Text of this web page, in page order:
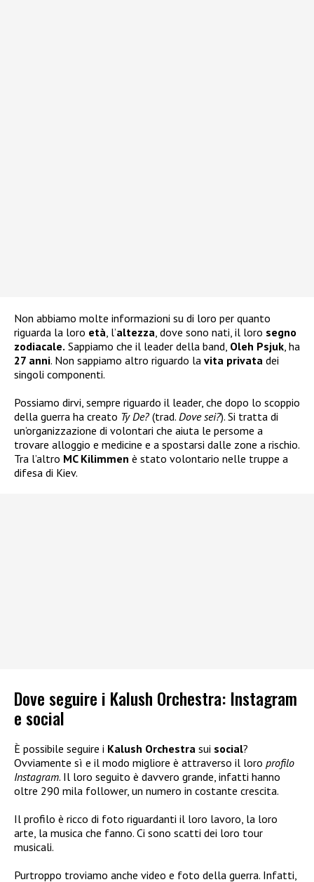
Non abbiamo molte informazioni su di loro per quanto
riguarda la loro età, l’altezza, dove sono nati, il loro segno
zodiacale. Sappiamo che il leader della band, Oleh Psjuk, ha
27 anni. Non sappiamo altro riguardo la vita privata dei
singoli componenti.
Possiamo dirvi, sempre riguardo il leader, che dopo lo scoppio
della guerra ha creato Ty De? (trad. Dove sei?). Si tratta di
un’organizzazione di volontari che aiuta le persome a
trovare alloggio e medicine e a spostarsi dalle zone a rischio.
Tra l’altro MC Kilimmen è stato volontario nelle truppe a
difesa di Kiev.
Dove seguire i Kalush Orchestra: Instagram
e social
È possibile seguire i Kalush Orchestra sui social?
Ovviamente sì e il modo migliore è attraverso il loro profilo
Instagram. Il loro seguito è davvero grande, infatti hanno
oltre 290 mila follower, un numero in costante crescita.
Il profilo è ricco di foto riguardanti il loro lavoro, la loro
arte, la musica che fanno. Ci sono scatti dei loro tour
musicali.
Purtroppo troviamo anche video e foto della guerra. Infatti,